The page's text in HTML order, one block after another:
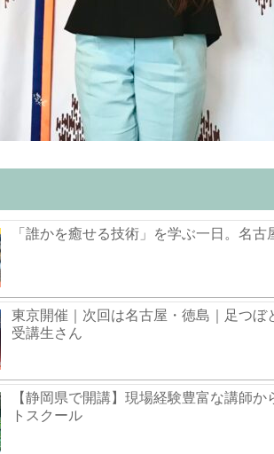
「誰かを癒せる技術」を学ぶ一日。名
東京開催｜次回は名古屋・徳島｜足つ
受講生さん
【静岡県で開講】現場経験豊富な講師
トスクール